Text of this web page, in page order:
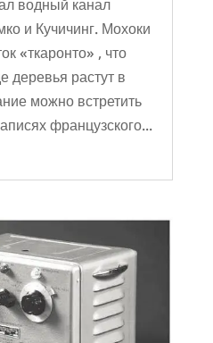
водный канал
и Кучичинг. Мохоки
«ткаронто» , что
деревья растут в
можно встретить
французского...